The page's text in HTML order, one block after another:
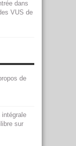
dans
VUS de
de
intégrale
sur